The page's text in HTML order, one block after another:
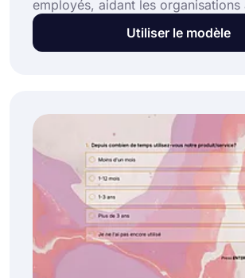
employés, aidant les organisations
les avis des managers, des pairs et
membres de l'équipe pour mieux
Utiliser le modèle